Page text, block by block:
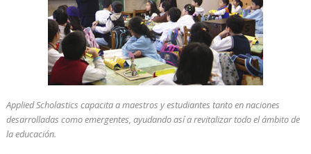
Applied Scholastics capacita a maestros y estudiantes tanto en naciones
desarrolladas como emergentes, ayudando así a revitalizar todo el ámbito de
la educación.